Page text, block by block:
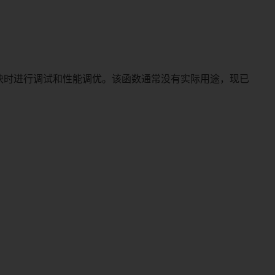
时进行调试和性能调优。该函数通常没有实际用途，现已